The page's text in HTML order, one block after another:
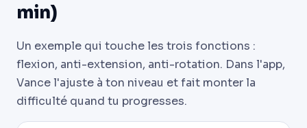
min)
Un exemple qui touche les trois fonctions :
flexion, anti-extension, anti-rotation. Dans l'app,
Vance l'ajuste à ton niveau et fait monter la
difficulté quand tu progresses.